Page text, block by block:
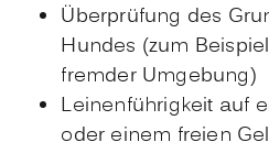
Überprüfung des
Hundes (zum
fremder Umgebung)
Leinenführigkeit auf
oder einem freien